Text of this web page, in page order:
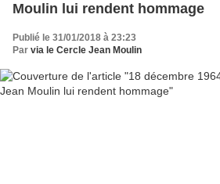
Moulin lui rendent hommage
Publié le 31/01/2018 à 23:23
Par via le Cercle Jean Moulin